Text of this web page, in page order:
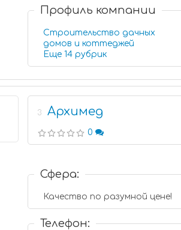
Профиль компании
Строительство дачных
домов и коттеджей
Еще 14 рубрик
3 Архимед
0
Сфера:
Качество по разумной цене!
Телефон: